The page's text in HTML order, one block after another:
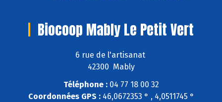
Biocoop Mably Le Petit Vert
6 rue de l'artisanat
42300 Mably
Téléphone :04 77 18 00 32
Coordonnées GPS :46,0672353 ° , 4,0511745 °